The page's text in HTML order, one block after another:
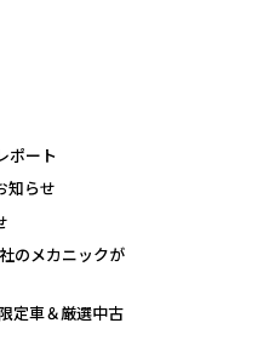
ポート
知らせ
のメカニックが
定車＆厳選中古